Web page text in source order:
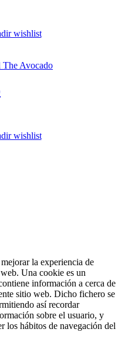
wishlist
wishlist
la experiencia de
Una cookie es un
información a cerca de
sitio web. Dicho fichero se
así recordar
sobre el usuario, y
los hábitos de navegación del